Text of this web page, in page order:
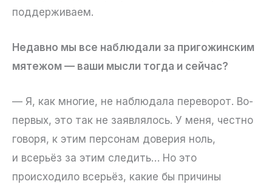
поддерживаем.
Недавно мы все наблюдали за пригожинским
мятежом — ваши мысли тогда и сейчас?
— Я, как многие, не наблюдала переворот. Во-
первых, это так не заявлялось. У меня, честно
говоря, к этим персонам доверия ноль,
и всерьёз за этим следить… Но это
происходило всерьёз, какие бы причины